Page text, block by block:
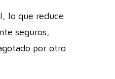
lo que reduce
seguros,
por otro